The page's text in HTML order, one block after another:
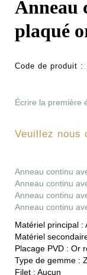
Anneau
plaqué
Code de produit :
Écrire la première
Veuillez nous
Anneau continu
Anneau continu
Anneau continu
Anneau continu
Matériel principal :
Matériel
Placage PVD : Or
Type de gemme :
Filet : Aucun